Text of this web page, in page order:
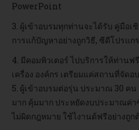
PowerPoint
3. ผู้เข้าอบรมทุกท่านจะได้รับ คู่มือเ
การแก้ปัญหาอย่างถูกวิธี, ซีดีโปรแก
4. มีคอมพิวเตอร์ ไปบริการให้ท่านฟ
เครื่อง องค์กร เตรียมแค่สถานที่จัดอ
5. ผู้เข้าอบรมต่อรุ่น ประมาณ 30 ค
มาก คุ้มมาก ประหยัดงบประมาณค่
ไม่ผิดกฎหมาย ใช้ไงานด้ฟรีอย่างถูก